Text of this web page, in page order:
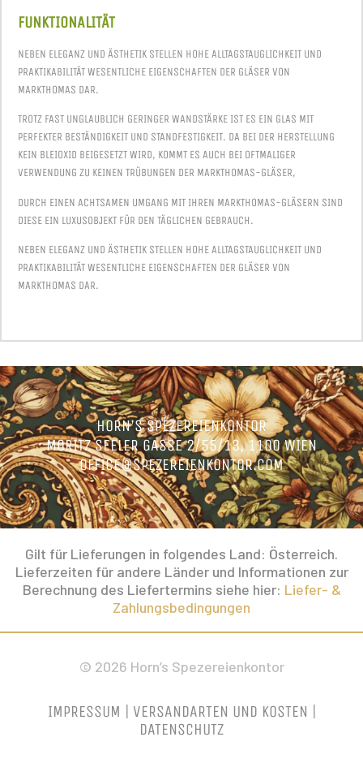
FUNKTIONALITÄT
NEBEN ELEGANZ UND ÄSTHETIK STELLEN HOHE ALLTAGSTAUGLICHKEIT UND
PRAKTIKABILITÄT WESENTLICHE EIGENSCHAFTEN DER GLÄSER VON
MARKTHOMAS DAR.
TROTZ FAST UNGLAUBLICH GERINGER WANDSTÄRKE IST ES EIN GLAS MIT
PERFEKTER BESTÄNDIGKEIT UND STANDFESTIGKEIT. DA BEI DER HERSTELLUNG
KEIN BLEIOXID BEIGESETZT WIRD, KOMMT ES AUCH BEI OFTMALIGER
VERWENDUNG ZU KEINEN TRÜBUNGEN DER MARKTHOMAS-GLÄSER,
DURCH EINEN ACHTSAMEN UMGANG MIT IHREN MARKTHOMAS-GLÄSERN SIND
DIESE EIN LUXUSOBJEKT FÜR DEN TÄGLICHEN GEBRAUCH.
NEBEN ELEGANZ UND ÄSTHETIK STELLEN HOHE ALLTAGSTAUGLICHKEIT UND
PRAKTIKABILITÄT WESENTLICHE EIGENSCHAFTEN DER GLÄSER VON
MARKTHOMAS DAR.
HORN’S SPEZEREIENKONTOR
MORITZ SEELER GASSE 2/55/13, 1100 WIEN
OFFICE@SPEZEREIENKONTOR.COM
Gilt für Lieferungen in folgendes Land: Österreich.
Lieferzeiten für andere Länder und Informationen zur
Berechnung des Liefertermins siehe hier: Liefer- &
Zahlungsbedingungen
© 2026 Horn’s Spezereienkontor
IMPRESSUM VERSANDARTEN UND KOSTEN
DATENSCHUTZ